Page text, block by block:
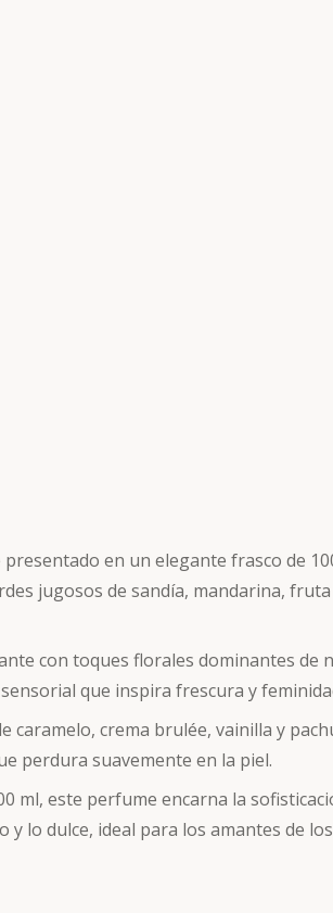
en un elegante frasco de
jugosos de sandía, mandarina,
con toques florales dominantes
que inspira frescura y
crema brulée, vainilla y
perdura suavemente en la piel.
ml, este perfume encarna la
lo dulce, ideal para los amantes de